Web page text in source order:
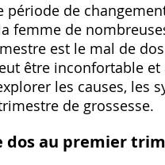
période de
femme de
est le mal de
être inconfortable
les causes, les
de grossesse.
dos au premier